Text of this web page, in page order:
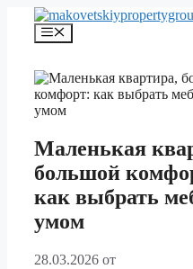
Перейти
содержимому
Меню
Маленькая
большой
как выбрать
умом
28.03.2026 от